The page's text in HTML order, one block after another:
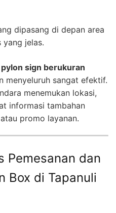
dipasang di depan area
jelas.
pylon sign berukuran
menyeluruh sangat efektif.
menemukan lokasi,
informasi tambahan
promo layanan.
Pemesanan dan
Box di Tapanuli